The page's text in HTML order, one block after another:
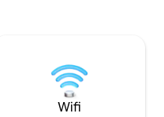
Il
des
et la
l'espace
pourrez bronzer
Wifi